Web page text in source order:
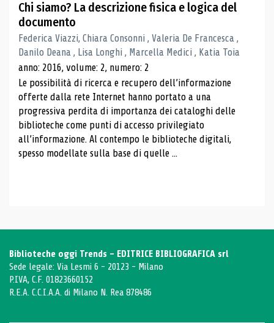
Chi siamo? La descrizione fisica e logica del
documento
Federica Viazzi, Chiara Consonni , Valeria De Francesca ,
Danilo Deana , Lisa Longhi , Marcella Medici , Katia Toia
anno: 2016, volume: 2, numero: 2
Le possibilità di ricerca e recupero dell’informazione
offerte dalla rete Internet hanno portato a una
progressiva perdita di importanza dei cataloghi delle
biblioteche come punti di accesso privilegiato
all’informazione. Al contempo le biblioteche digitali,
spesso modellate sulla base di quelle ...
Biblioteche oggi Trends - EDITRICE BIBLIOGRAFICA srl
Sede legale: Via Lesmi 6 - 20123 - Milano
P.IVA, C.F. 01823660152
R.E.A. C.C.I.A.A. di Milano N. Rea 878486